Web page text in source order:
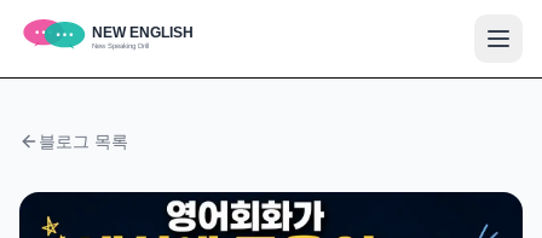
블로그 목록